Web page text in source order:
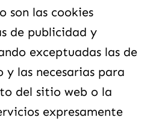
son las cookies
de publicidad y
exceptuadas las de
las necesarias para
del sitio web o la
expresamente